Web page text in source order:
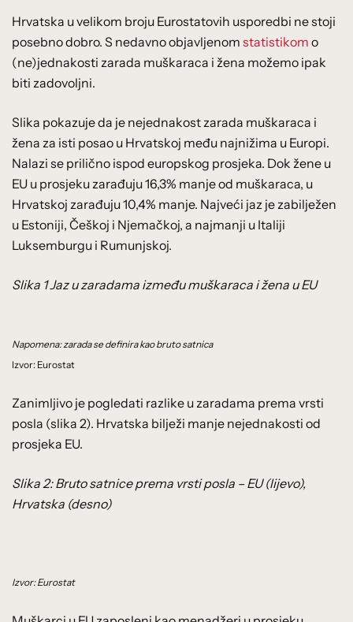
Hrvatska u velikom broju Eurostatovih usporedbi ne stoji
posebno dobro. S nedavno objavljenom statistikom o
(ne)jednakosti zarada muškaraca i žena možemo ipak
biti zadovoljni.
Slika pokazuje da je nejednakost zarada muškaraca i
žena za isti posao u Hrvatskoj među najnižima u Europi.
Nalazi se prilično ispod europskog prosjeka. Dok žene u
EU u prosjeku zarađuju 16,3% manje od muškaraca, u
Hrvatskoj zarađuju 10,4% manje. Najveći jaz je zabilježen
u Estoniji, Češkoj i Njemačkoj, a najmanji u Italiji
Luksemburgu i Rumunjskoj.
Slika 1 Jaz u zaradama između muškaraca i žena u EU
Napomena: zarada se definira kao bruto satnica
Izvor: Eurostat
Zanimljivo je pogledati razlike u zaradama prema vrsti
posla (slika 2). Hrvatska bilježi manje nejednakosti od
prosjeka EU.
Slika 2: Bruto satnice prema vrsti posla – EU (lijevo),
Hrvatska (desno)
Izvor: Eurostat